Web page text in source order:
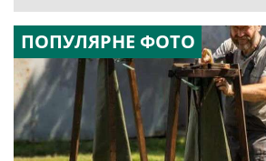
ПОПУЛЯРНЕ ФОТО